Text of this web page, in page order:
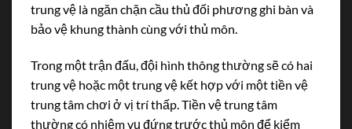
trung vệ là ngăn chặn cầu thủ đối phương ghi bàn và
bảo vệ khung thành cùng với thủ môn.
Trong một trận đấu, đội hình thông thường sẽ có hai
trung vệ hoặc một trung vệ kết hợp với một tiền vệ
trung tâm chơi ở vị trí thấp. Tiền vệ trung tâm
thường có nhiệm vụ đứng trước thủ môn để kiểm